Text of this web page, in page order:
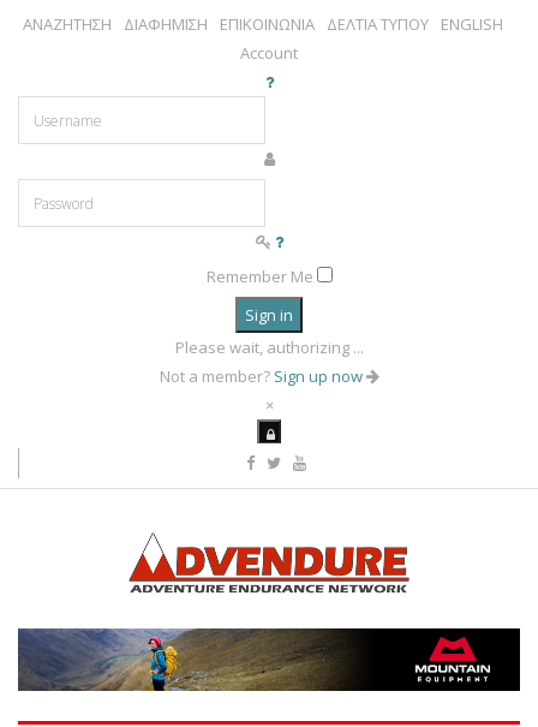
ΑΝΑΖΗΤΗΣΗ ΔΙΑΦΗΜΙΣΗ ΕΠΙΚΟΙΝΩΝΙΑ ΔΕΛΤΙΑ ΤΥΠΟΥ
ENGLISH
Account
Remember Me
Sign in
Please wait, authorizing ...
Not a member? Sign up now
×